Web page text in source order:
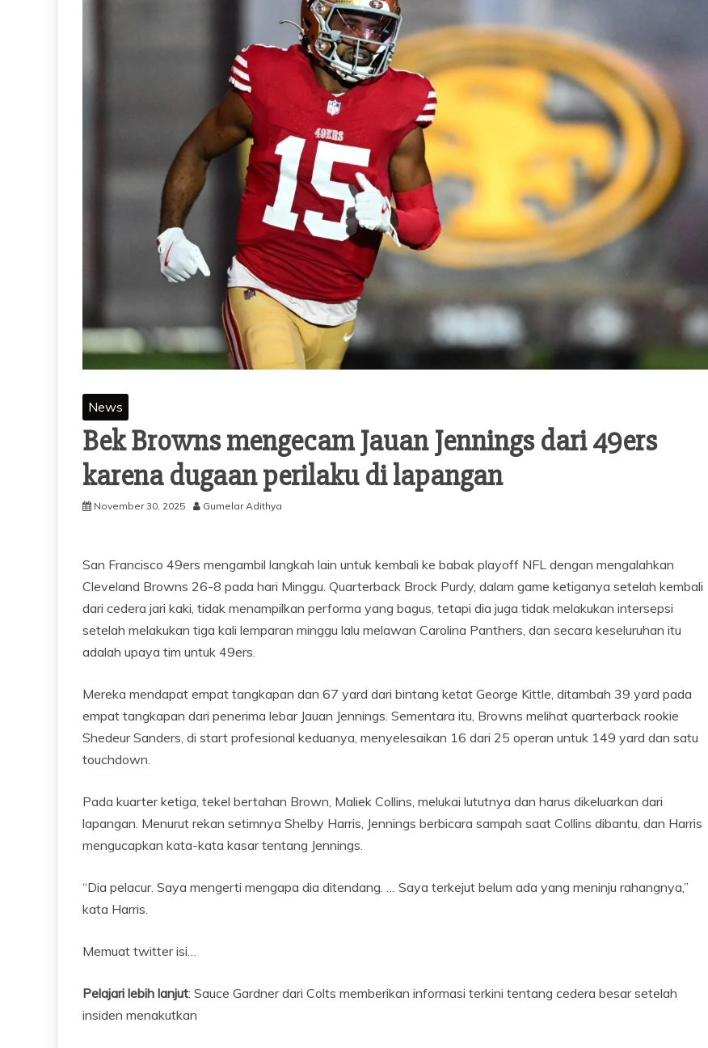
News
Bek Browns mengecam Jauan Jennings dari 49ers
karena dugaan perilaku di lapangan
November 30, 2025 Gumelar Adithya
San Francisco 49ers mengambil langkah lain untuk kembali ke babak playoff NFL dengan mengalahkan
Cleveland Browns 26-8 pada hari Minggu. Quarterback Brock Purdy, dalam game ketiganya setelah kembali
dari cedera jari kaki, tidak menampilkan performa yang bagus, tetapi dia juga tidak melakukan intersepsi
setelah melakukan tiga kali lemparan minggu lalu melawan Carolina Panthers, dan secara keseluruhan itu
adalah upaya tim untuk 49ers.
Mereka mendapat empat tangkapan dan 67 yard dari bintang ketat George Kittle, ditambah 39 yard pada
empat tangkapan dari penerima lebar Jauan Jennings. Sementara itu, Browns melihat quarterback rookie
Shedeur Sanders, di start profesional keduanya, menyelesaikan 16 dari 25 operan untuk 149 yard dan satu
touchdown.
Pada kuarter ketiga, tekel bertahan Brown, Maliek Collins, melukai lututnya dan harus dikeluarkan dari
lapangan. Menurut rekan setimnya Shelby Harris, Jennings berbicara sampah saat Collins dibantu, dan Harris
mengucapkan kata-kata kasar tentang Jennings.
“Dia pelacur. Saya mengerti mengapa dia ditendang. … Saya terkejut belum ada yang meninju rahangnya,”
kata Harris.
Memuat twitterisi…
Pelajari lebih lanjut: Sauce Gardner dari Colts memberikan informasi terkini tentang cedera besar setelah
insiden menakutkan